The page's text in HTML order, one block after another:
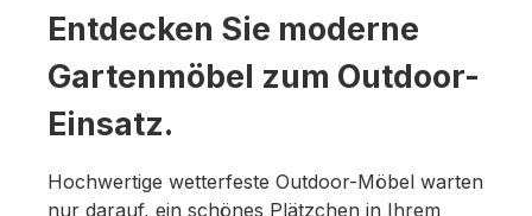
Entdecken Sie moderne
Gartenmöbel zum Outdoor-
Einsatz.
Hochwertige wetterfeste Outdoor-Möbel warten
nur darauf, ein schönes Plätzchen in Ihrem